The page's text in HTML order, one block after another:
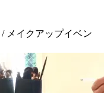
/ メイクアップイベン